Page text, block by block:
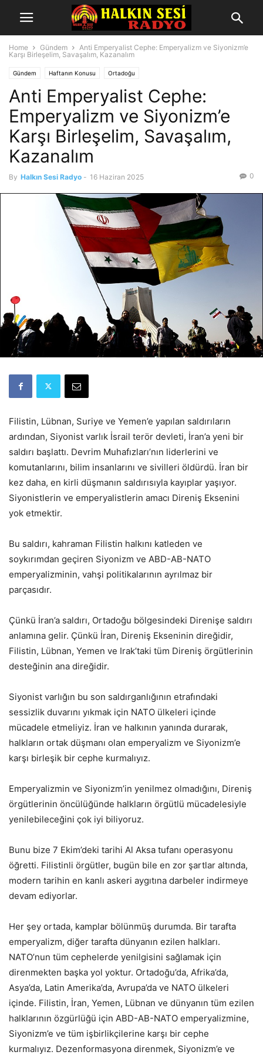
Home Gündem
Anti Emperyalist Cephe: Emperyalizm ve Siyonizm’e
Karşı Birleşelim, Savaşalım, Kazanalım
Gündem Haftanın Konusu Ortadoğu
Anti Emperyalist Cephe:
Emperyalizm ve Siyonizm’e
Karşı Birleşelim, Savaşalım,
Kazanalım
By Halkın Sesi Radyo - 16 Haziran 2025 0
Filistin, Lübnan, Suriye ve Yemen’e yapılan saldırıların
ardından, Siyonist varlık İsrail terör devleti, İran’a yeni bir
saldırı başlattı. Devrim Muhafızları’nın liderlerini ve
komutanlarını, bilim insanlarını ve sivilleri öldürdü. İran bir
kez daha, en kirli düşmanın saldırısıyla kayıplar yaşıyor.
Siyonistlerin ve emperyalistlerin amacı Direniş Eksenini
yok etmektir.
Bu saldırı, kahraman Filistin halkını katleden ve
soykırımdan geçiren Siyonizm ve ABD-AB-NATO
emperyalizminin, vahşi politikalarının ayrılmaz bir
parçasıdır.
Çünkü İran’a saldırı, Ortadoğu bölgesindeki Direnişe saldırı
anlamına gelir. Çünkü İran, Direniş Ekseninin direğidir,
Filistin, Lübnan, Yemen ve Irak’taki tüm Direniş örgütlerinin
desteğinin ana direğidir.
Siyonist varlığın bu son saldırganlığının etrafındaki
sessizlik duvarını yıkmak için NATO ülkeleri içinde
mücadele etmeliyiz. İran ve halkının yanında durarak,
halkların ortak düşmanı olan emperyalizm ve Siyonizm’e
karşı birleşik bir cephe kurmalıyız.
Emperyalizmin ve Siyonizm’in yenilmez olmadığını, Direniş
örgütlerinin öncülüğünde halkların örgütlü mücadelesiyle
yenilebileceğini çok iyi biliyoruz.
Bunu bize 7 Ekim’deki tarihi Al Aksa tufanı operasyonu
öğretti. Filistinli örgütler, bugün bile en zor şartlar altında,
modern tarihin en kanlı askeri aygıtına darbeler indirmeye
devam ediyorlar.
Her şey ortada, kamplar bölünmüş durumda. Bir tarafta
emperyalizm, diğer tarafta dünyanın ezilen halkları.
NATO’nun tüm cephelerde yenilgisini sağlamak için
direnmekten başka yol yoktur. Ortadoğu’da, Afrika’da,
Asya’da, Latin Amerika’da, Avrupa’da ve NATO ülkeleri
içinde. Filistin, İran, Yemen, Lübnan ve dünyanın tüm ezilen
halklarının özgürlüğü için ABD-AB-NATO emperyalizmine,
Siyonizm’e ve tüm işbirlikçilerine karşı bir cephe
kurmalıyız. Dezenformasyona direnmek, Siyonizm’e ve